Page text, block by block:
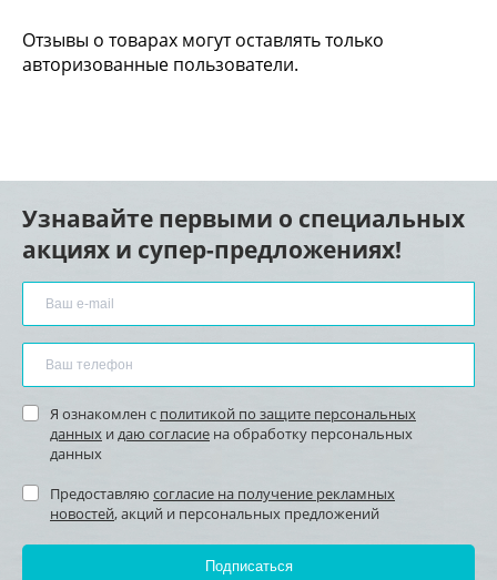
Отзывы о товарах могут оставлять только
авторизованные пользователи.
Узнавайте первыми о специальных
акциях и супер-предложениях!
Я ознакомлен с политикой по защите персональных
данных и даю согласие на обработку персональных
данных
Предоставляю согласие на получение рекламных
новостей, акций и персональных предложений